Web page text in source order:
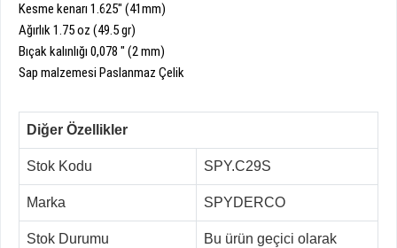
Kesme kenarı 1.625" (41mm)
Ağırlık1.75oz (49.5gr)
Bıçak kalınlığı 0,078 " (2mm)
Sap malzemesi Paslanmaz Çelik
Diğer Özellikler
Stok Kodu SPY.C29S
Marka SPYDERCO
Stok Durumu
Bu ürün geçici olarak